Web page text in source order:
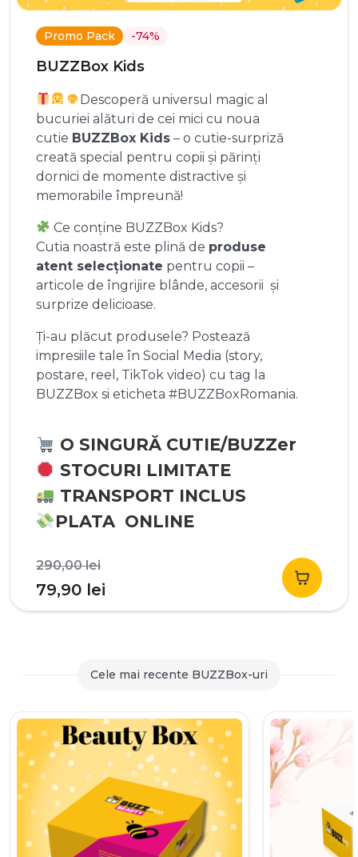
Promo Pack -74%
BUZZBox Kids
Descoperă universul magic al
bucuriei alături de cei mici cu noua
cutie BUZZBox Kids – o cutie-surpriză
creată special pentru copii și părinți
dornici de momente distractive și
memorabile împreună!
Ce conține BUZZBox Kids?
Cutia noastră este plină de produse
atent selecționate pentru copii –
articole de îngrijire blânde, accesorii și
surprize delicioase.
Ți-au plăcut produsele? Postează
impresiile tale în Social Media (story,
postare, reel, TikTok video) cu tag la
BUZZBox si eticheta #BUZZBoxRomania.
O SINGURĂ CUTIE/BUZZer
STOCURI LIMITATE
TRANSPORT INCLUS
PLATA ONLINE
290,00leiPrețul
inițial
a
290,00 lei.
79,90 lei
curent
79,90 lei.
Cele mai recente BUZZBox-uri